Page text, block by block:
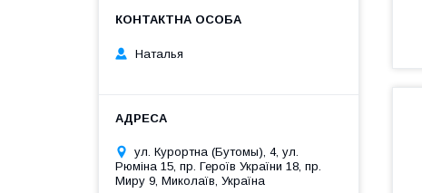
Наталья
ул. Курортна (Бутомы), 4, ул.
Рюміна 15, пр. Героїв України 18, пр.
Миру 9, Миколаїв, Україна